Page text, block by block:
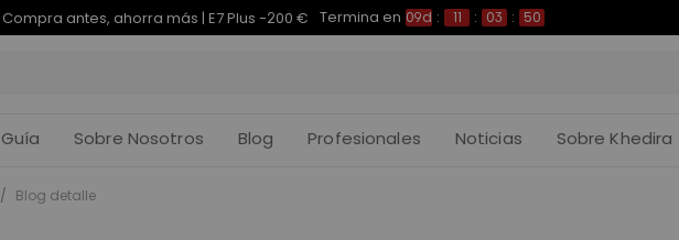
Compra antes, ahorra más | E7 Plus -200 € Termina en 09d : 11 : 03 : 49
Guía Sobre Nosotros Blog Profesionales Noticias Sobre Khedira
/ Blog detalle